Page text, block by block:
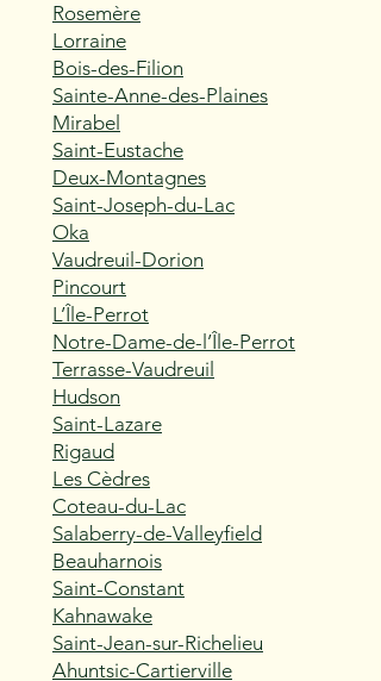
Rosemère
Lorraine
Bois-des-Filion
Sainte-Anne-des-Plaines
Mirabel
Saint-Eustache
Deux-Montagnes
Saint-Joseph-du-Lac
Oka
Vaudreuil-Dorion
Pincourt
L’Île-Perrot
Notre-Dame-de-l’Île-Perrot
Terrasse-Vaudreuil
Hudson
Saint-Lazare
Rigaud
Les Cèdres
Coteau-du-Lac
Salaberry-de-Valleyfield
Beauharnois
Saint-Constant
Kahnawake
Saint-Jean-sur-Richelieu
Ahuntsic-Cartierville